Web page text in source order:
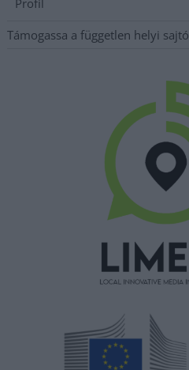
Profil
Támogassa a független helyi